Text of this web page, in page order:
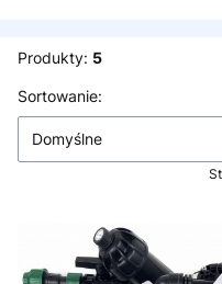
Produkty: 5
Lista produktów
Sortowanie:
Domyślne